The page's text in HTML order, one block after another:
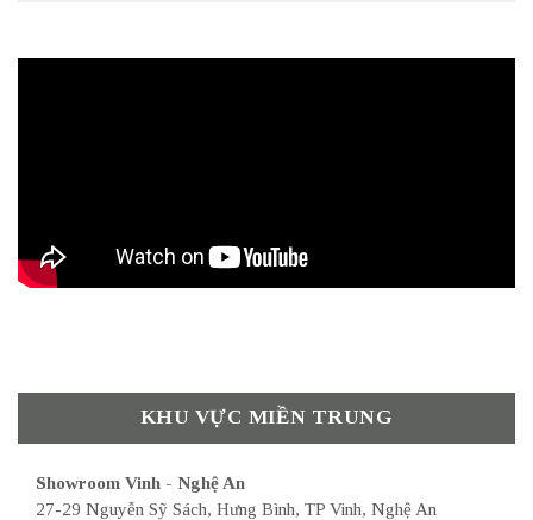
KHU VỰC MIỀN TRUNG
Showroom Vinh - Nghệ An
27-29 Nguyễn Sỹ Sách, Hưng Bình, TP Vinh, Nghệ An